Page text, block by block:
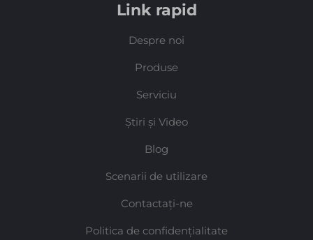
Link rapid
Despre noi
Produse
Serviciu
Știri și Video
Blog
Scenarii de utilizare
Contactați-ne
Politica de confidențialitate